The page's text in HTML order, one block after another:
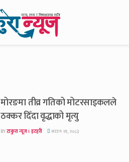
मोरङमा तीव्र गतिको मोटरसाइकलले
ठक्कर दिँदा वृद्धाको मृत्यु
BYटाकुरा न्यूज । इटहरी साउन २१, २०८३